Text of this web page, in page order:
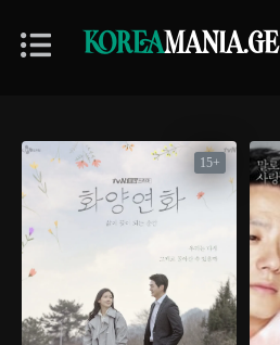
KOREAMANIA.GE
15+